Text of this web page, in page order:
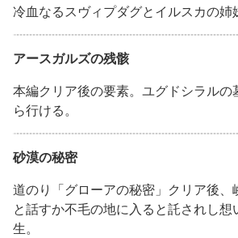
冷血なるスヴィプダグとイルスカの姉
アースガルズの残骸
本編クリア後の要素。ユグドシラル
ら行ける。
砂漠の秘密
道のり「グローアの秘密」クリア後、
と話すか不毛の地に入ると託されし
生。